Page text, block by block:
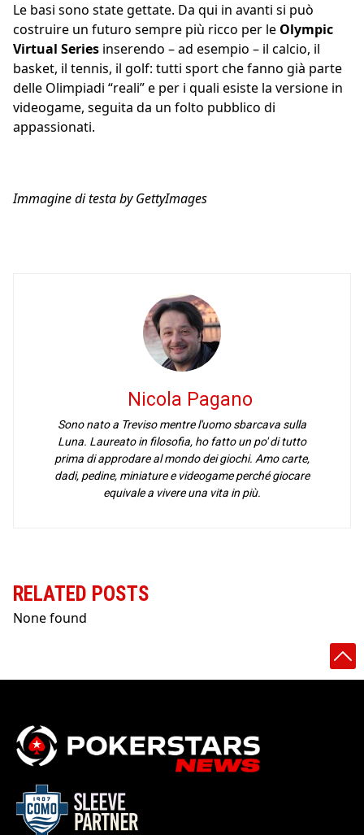
Le basi sono state gettate. Da qui in avanti si può
costruire un futuro sempre più ricco per le Olympic
Virtual Series inserendo – ad esempio – il calcio, il
basket, il tennis, il golf: tutti sport che fanno già parte
delle Olimpiadi “reali” e per i quali esiste la versione in
videogame, seguita da un folto pubblico di
appassionati.
Immagine di testa by GettyImages
Nicola Pagano
Sono nato a Treviso mentre l'uomo sbarcava sulla
Luna. Laureato in filosofia, ho fatto un po' di tutto
prima di approdare al mondo dei giochi. Amo carte,
dadi, pedine, miniature e videogame perché giocare
equivale a vivere una vita in più.
RELATED POSTS
None found